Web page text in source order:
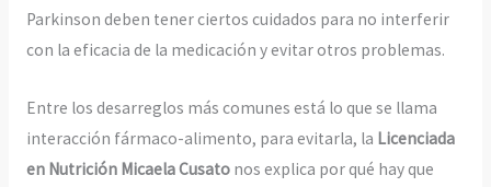
Parkinson deben tener ciertos cuidados para no interferir
con la eficacia de la medicación y evitar otros problemas.
Entre los desarreglos más comunes está lo que se llama
interacción fármaco-alimento, para evitarla, la Licenciada
en Nutrición Micaela Cusatonos explica por qué hay que